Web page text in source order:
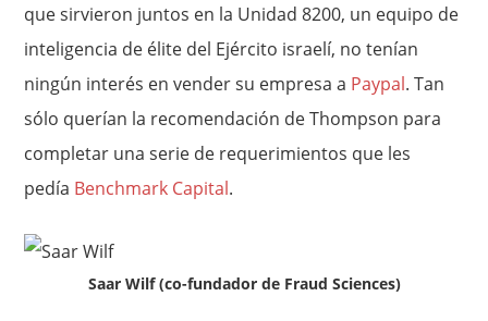
que sirvieron juntos en la Unidad 8200, un equipo de
inteligencia de élite del Ejército israelí, no tenían
ningún interés en vender su empresa a Paypal. Tan
sólo querían la recomendación de Thompson para
completar una serie de requerimientos que les
pedía Benchmark Capital.
Saar Wilf (co-fundador de Fraud Sciences)